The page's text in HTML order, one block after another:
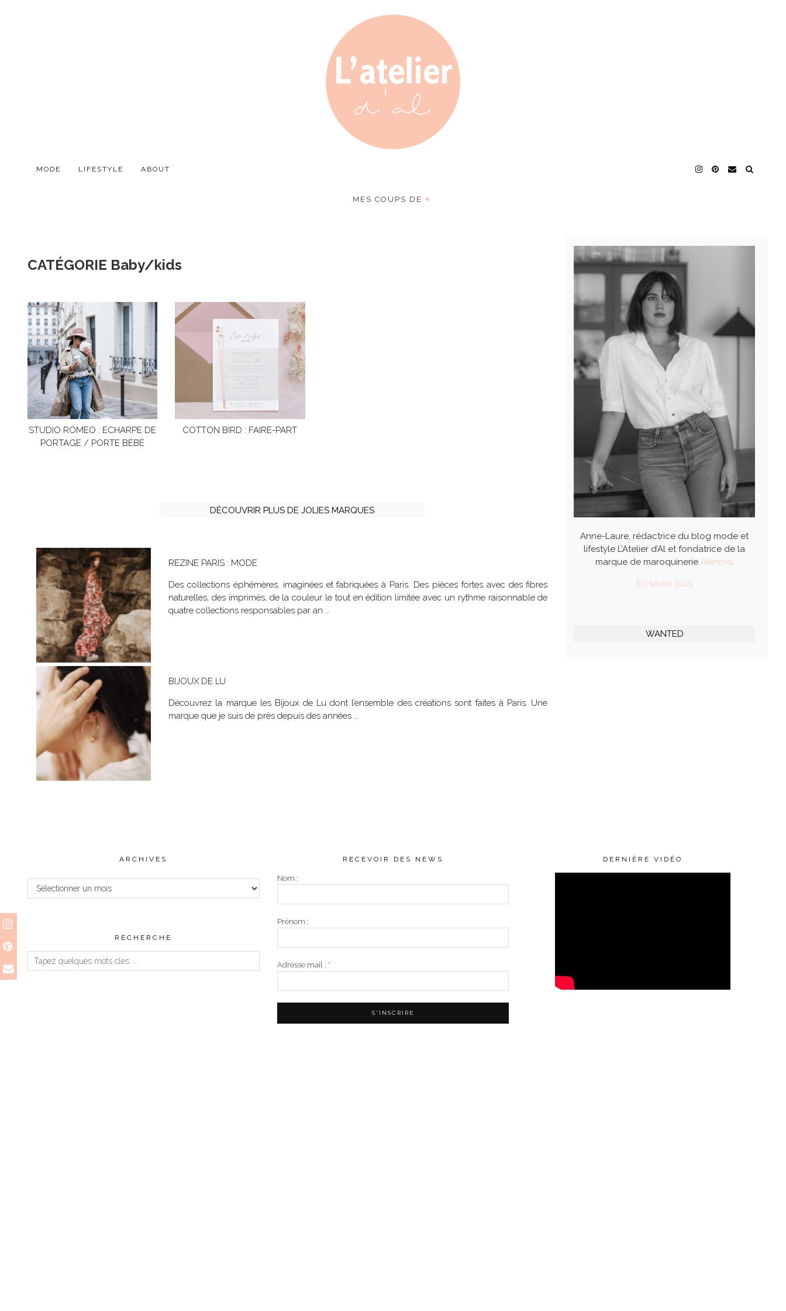
MODE LIFESTYLE ABOUT
MES COUPS DE ♥
CATÉGORIE Baby/kids
STUDIO ROMEO : ECHARPE DE
PORTAGE / PORTE BÉBÉ
COTTON BIRD : FAIRE-PART
DÉCOUVRIR PLUS DE JOLIES MARQUES
REZINE PARIS : MODE
Des collections éphémères, imaginées et fabriquées à Paris. Des pièces fortes avec des fibres
naturelles, des imprimés, de la couleur le tout en édition limitée avec un rythme raisonnable de
quatre collections responsables par an …
BIJOUX DE LU
Découvrez la marque les Bijoux de Lu dont l’ensemble des créations sont faites à Paris. Une
marque que je suis de près depuis des années …
Anne-Laure, rédactrice du blog mode et
lifestyle L’Atelier d’Al et fondatrice de la
marque de maroquinerieAlénore.
En savoir plus
WANTED
ARCHIVES
Archives
RECHERCHE
RECEVOIR DES NEWS
Nom :
Prénom :
Adresse mail : *
DERNIÈRE VIDÉO